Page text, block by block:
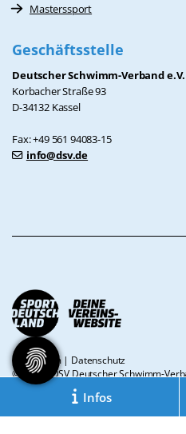
Infos
Masterssport
Geschäftsstelle
Deutscher Schwimm-Verband e.V.
Korbacher Straße 93
D-34132 Kassel
Fax: +49 561 94083-15
info@dsv.de
Impressum| Datenschutz
© 2026 - DSV Deutscher Schwimm-
Diese Website ist gefördert durch das Projekt